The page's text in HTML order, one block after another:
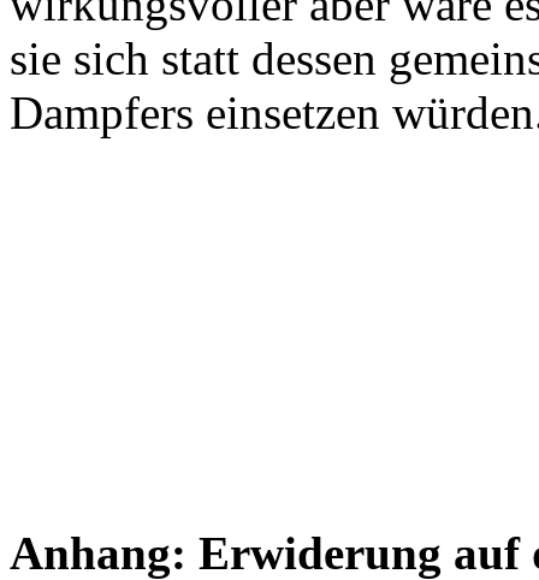
sie sich statt dessen
Dampfers einsetzen
Anhang: Erwiderung auf